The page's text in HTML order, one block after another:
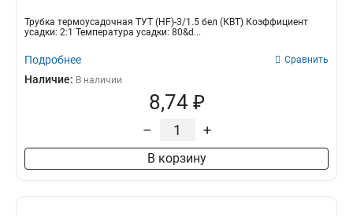
Трубка термоусадочная ТУТ (HF)-3/1.5 бел (КВТ) Коэффициент
усадки: 2:1 Температура усадки: 80&d...
Подробнее Сравнить
Наличие: В наличии
8,74 ₽
– +
В корзину